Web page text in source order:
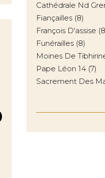
Cathédrale Nd
Fiançailles (8)
François D'assise
Funérailles (8)
Moines De
Pape Léon 14 (7)
Sacrement Des